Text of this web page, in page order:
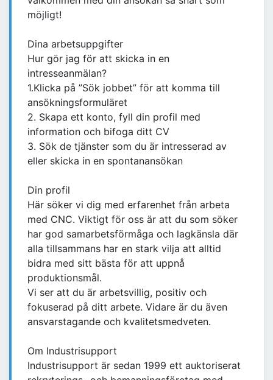
möjligt!
Dina arbetsuppgifter
Hur gör jag för att skicka in en
intresseanmälan?
1.Klicka på ”Sök jobbet” för att komma till
ansökningsformuläret
2. Skapa ett konto, fyll din profil med
information och bifoga ditt CV
3. Sök de tjänster som du är intresserad av
eller skicka in en spontanansökan
Din profil
Här söker vi dig med erfarenhet från arbeta
med CNC. Viktigt för oss är att du som söker
har god samarbetsförmåga och lagkänsla där
alla tillsammans har en stark vilja att alltid
bidra med sitt bästa för att uppnå
produktionsmål.
Vi ser att du är arbetsvillig, positiv och
fokuserad på ditt arbete. Vidare är du även
ansvarstagande och kvalitetsmedveten.
Om Industrisupport
Industrisupport är sedan 1999 ett auktoriserat